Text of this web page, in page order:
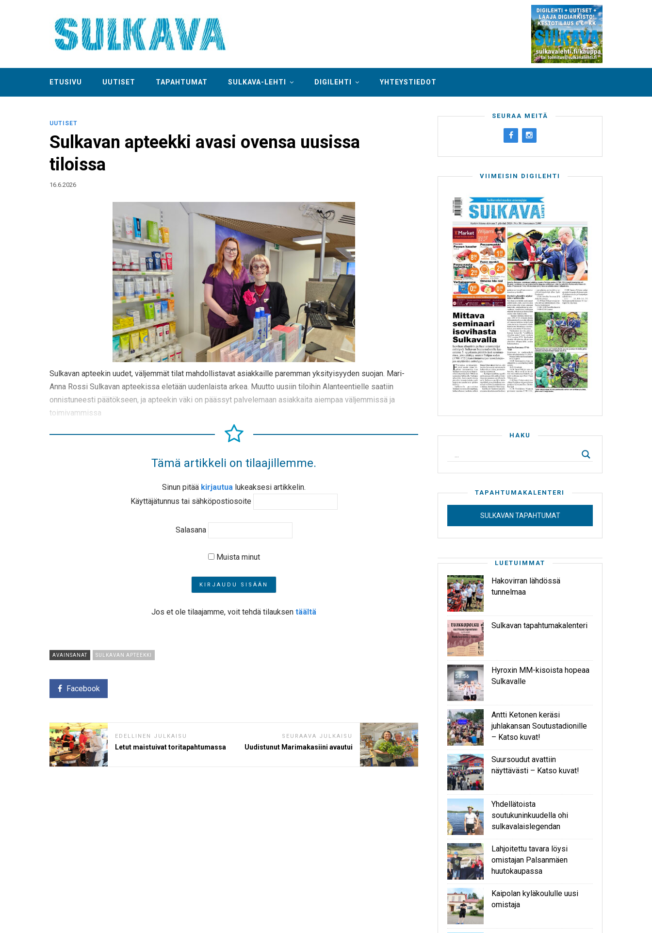
ETUSIVU UUTISET TAPAHTUMAT SULKAVA-LEHTI DIGILEHTI YHTEYSTIEDOT
UUTISET
Sulkavan apteekki avasi ovensa uusissa
tiloissa
16.6.2026
Sulkavan apteekin uudet, väljemmät tilat mahdollistavat asiakkaille paremman yksityisyyden suojan. Mari-
Anna Rossi Sulkavan apteekissa eletään uudenlaista arkea. Muutto uusiin tiloihin Alanteentielle saatiin
onnistuneesti päätökseen, ja apteekin väki on päässyt palvelemaan asiakkaita aiempaa väljemmissä ja
toimivammissa
Tämä artikkeli on tilaajillemme.
Sinun pitää kirjautua lukeaksesi artikkelin.
Käyttäjätunnus tai sähköpostiosoite
Salasana
Muista minut
Jos et ole tilaajamme, voit tehdä tilauksen täältä
AVAINSANAT SULKAVAN APTEEKKI
Facebook
EDELLINEN JULKAISU
Letut maistuivat toritapahtumassa
SEURAAVA JULKAISU
Uudistunut Marimakasiini avautui
SEURAA MEITÄ
VIIMEISIN DIGILEHTI
HAKU
TAPAHTUMAKALENTERI
SULKAVAN TAPAHTUMAT
LUETUIMMAT
Hakovirran lähdössä
tunnelmaa
Sulkavan tapahtumakalenteri
Hyroxin MM-kisoista hopeaa
Sulkavalle
Antti Ketonen keräsi
juhlakansan Soutustadionille
– Katso kuvat!
Suursoudut avattiin
näyttävästi – Katso kuvat!
Yhdellätoista
soutukuninkuudella ohi
sulkavalaislegendan
Lahjoitettu tavara löysi
omistajan Palsanmäen
huutokaupassa
Kaipolan kyläkoululle uusi
omistaja